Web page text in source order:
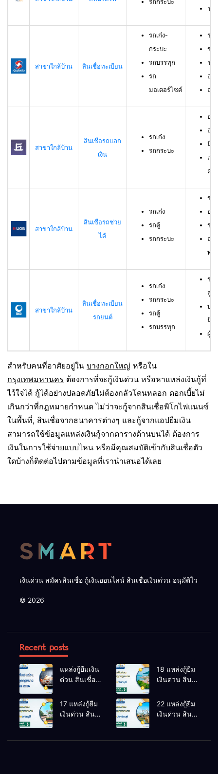
รา
สาขาใกล้บ้าน สินเชื่อทะเบียน
รถเก๋ง-
กระบะ
รถบรรทุก
รถ
มอเตอร์ไซค์
รถ
รถ
รถ
อา
อา
สาขาใกล้บ้าน
สินเชื่อรถแลก
เงิน
รถเก๋ง
รถกระบะ
อา
อา
มีร
เป็
คร
สาขาใกล้บ้าน
สินเชื่อรถช่วย
ได้
รถเก๋ง
รถตู้
รถกระบะ
รถ
อา
รา
อา
ทด
สาขาใกล้บ้าน
สินเชื่อทะเบียน
รถยนต์
รถเก๋ง
รถกระบะ
รถตู้
รถบรรทุก
รถ
สูง
บุค
นิติ
ผู้กู้
สำหรับคนที่อาศัยอยู่ใน บางกอกใหญ่ หรือใน
กรุงเทพมหานคร ต้องการที่จะกู้เงินด่วน หรือหาแหล่งเงินกู้ที่
ไว้ใจได้ กู้ได้อย่างปลอดภัยไม่ต้องกลัวโดนหลอก ดอกเบี้ยไม่
เกินกว่าที่กฎหมายกำหนด ไม่ว่าจะกู้จากสินเชื่อพิโกไฟแนนซ์
ในพื้นที่, สินเชื่อจากธนาคารต่างๆ และกู้จากแอปยืมเงิน
สามารถใช้ข้อมูลแหล่งเงินกู้จากตารางด้านบนได้ ต้องการ
เงินในการใช้จ่ายแบบไหน หรือมีคุณสมบัติเข้ากับสินเชื่อตัว
ใดบ้างก็ติดต่อไปตามข้อมูลที่เรานำเสนอได้เลย
เงินด่วน สมัครสินเชื่อ กู้เงินออนไลน์ สินเชื่อเงินด่วน อนุมัติไว
© 2026
Recent posts
แหล่งกู้ยืมเงิน
ด่วน สินเชื่อ
อัปเดต 2026
18 แหล่งกู้ยืม
เงินด่วน สิน
กฎหมาย นา
ยายอาม
17 แหล่งกู้ยืม
เงินด่วน สิน
22 แหล่งกู้ยืม
เงินด่วน สิน